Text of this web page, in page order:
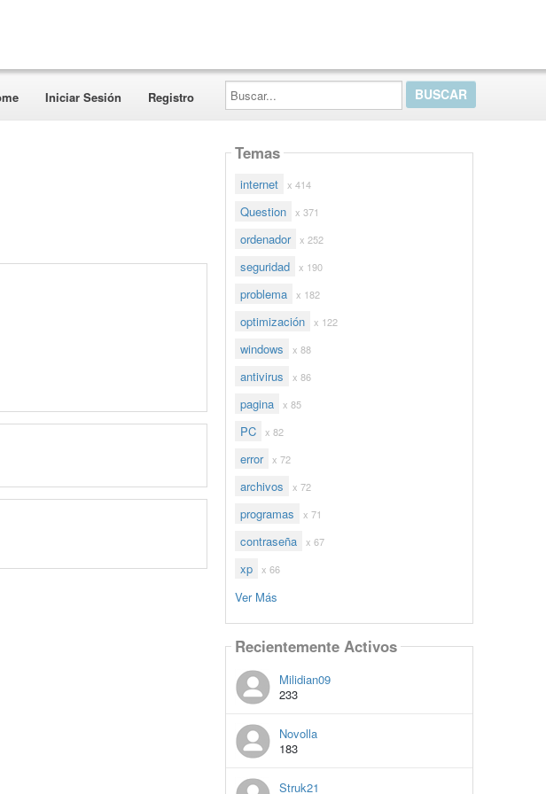
Iniciar Sesión Registro
Buscar...
Temas
internet x 414
Question x 371
ordenador x 252
seguridad x 190
problema x 182
optimización x 122
windows x 88
antivirus x 86
pagina x 85
PC x 82
error x 72
archivos x 72
programas x 71
contraseña x 67
xp x 66
Ver Más
Recientemente Activos
Milidian09
233
Novolla
183
Struk21